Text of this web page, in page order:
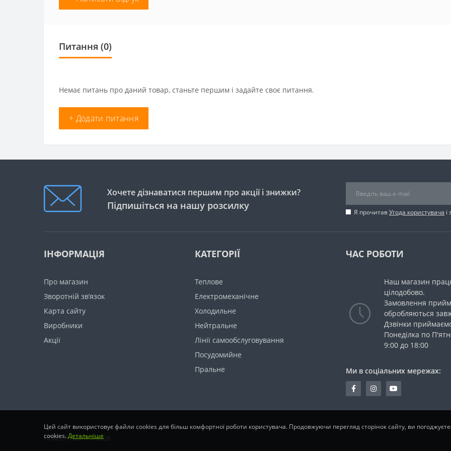
Питання (0)
Немає питань про даний товар, станьте першим і задайте своє питання.
+ Додати питання
Хочете дізнаватися першим про акції і знижки?
Підпишіться на нашу розсилку
Я прочитавУгода користувача
ІНФОРМАЦІЯ
Про магазин
Зворотній зв’язок
Карта сайту
Виробники
Акції
КАТЕГОРІЇ
Теплове
Електромеханічне
Холодильне
Нейтральне
Лінії самообслуговування
Посудомийне
Пральне
ЧАС РОБОТИ
Наш магазин
цілодобово.
Замовлення
обробляються
Дзвінки
Понеділка по
9:00 до 18:00
Ми в соціальних мережах:
HORECA.TODAY © 2026
Цей сайт використовує файли cookies для більш комфортної роботи користувача. Продовжуючи перегляд сторінок сайту, ви
cookies.Детальніше